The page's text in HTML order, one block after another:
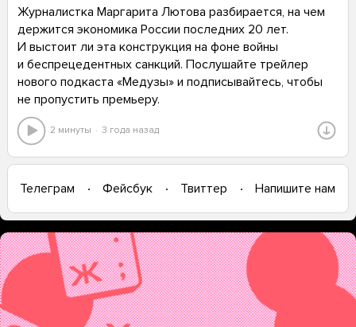
Журналистка Маргарита Лютова разбирается, на чем
держится экономика России последних 20 лет.
И выстоит ли эта конструкция на фоне войны
и беспрецедентных санкций. Послушайте трейлер
нового подкаста «Медузы» и подписывайтесь, чтобы
не пропустить премьеру.
2 минуты 3 года назад
Телеграм Фейсбук Твиттер Напишите нам